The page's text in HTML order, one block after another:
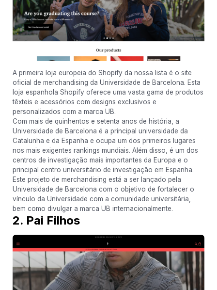
A primeira loja europeia do Shopify da nossa lista é o site
oficial de merchandising da Universidade de Barcelona. Esta
loja espanhola Shopify oferece uma vasta gama de produtos
têxteis e acessórios com designs exclusivos e
personalizados com a marca UB.
Com mais de quinhentos e setenta anos de história, a
Universidade de Barcelona é a principal universidade da
Catalunha e da Espanha e ocupa um dos primeiros lugares
nos mais exigentes rankings mundiais. Além disso, é um dos
centros de investigação mais importantes da Europa e o
principal centro universitário de investigação em Espanha.
Este projeto de merchandising está a ser lançado pela
Universidade de Barcelona com o objetivo de fortalecer o
vínculo da Universidade com a comunidade universitária,
bem como divulgar a marca UB internacionalmente.
2. Pai Filhos